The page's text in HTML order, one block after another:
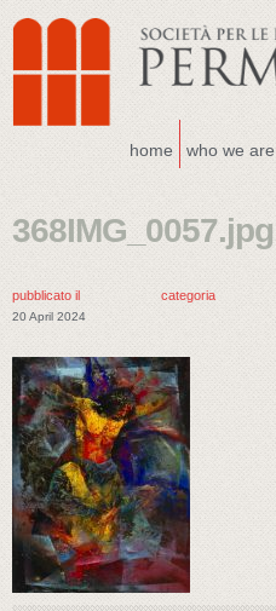
home who we are
368IMG_0057.jpg
pubblicato il
20 April 2024
categoria